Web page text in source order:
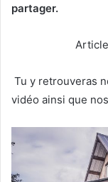
partager.
Tu y retrouveras
vidéo ainsi que nos